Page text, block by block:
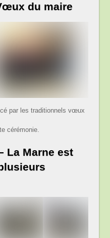
du maire
par les traditionnels vœux
cérémonie.
La Marne est